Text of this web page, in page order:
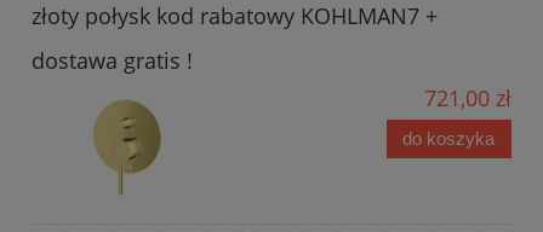
złoty połysk kod rabatowy KOHLMAN7 +
dostawa gratis !
721,00 zł
do koszyka